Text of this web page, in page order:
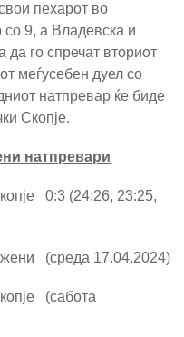
пехарот во
со 9, а Владевска и
да го спречат вториот
меѓусебен дуел со
натпревар ќе биде
Скопје.
натпревари
0:3 (24:26, 23:25,
жени (среда 17.04.2024)
(сабота